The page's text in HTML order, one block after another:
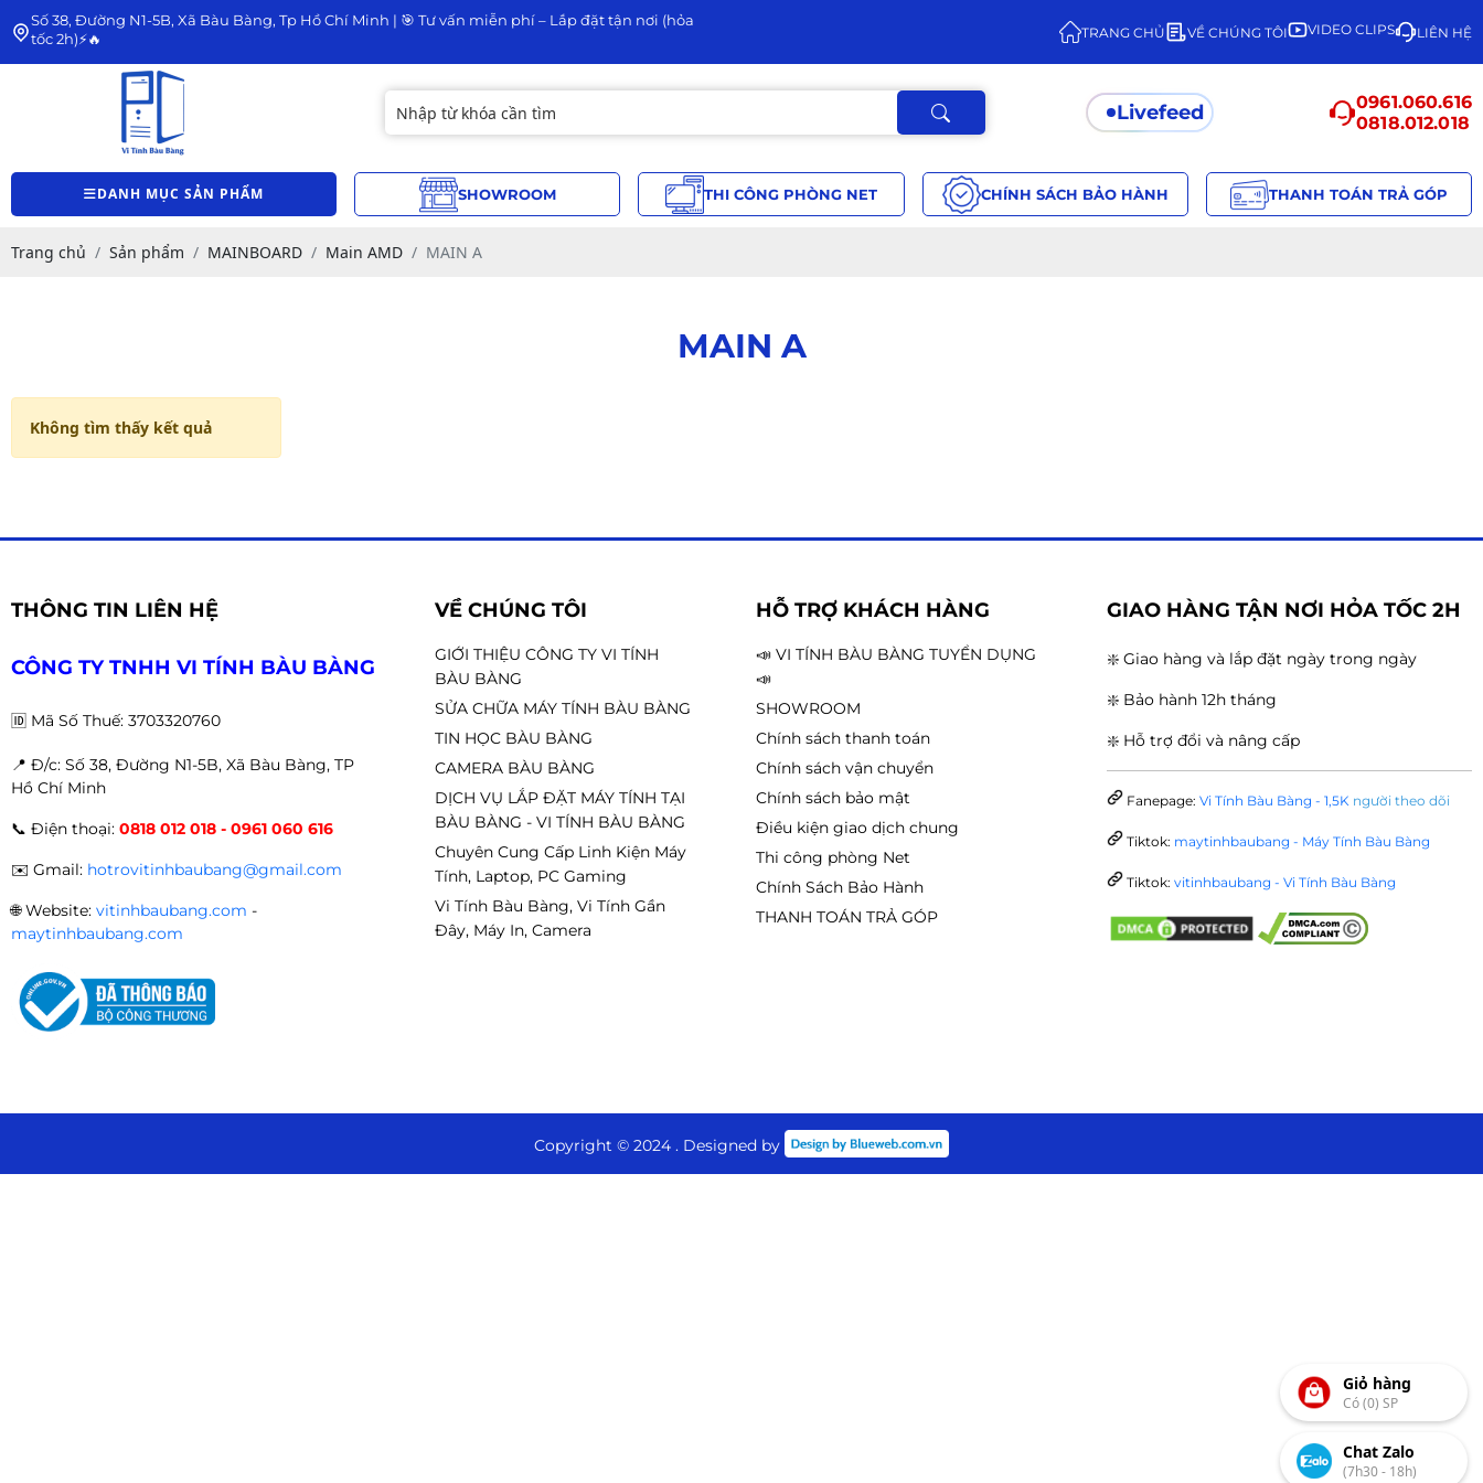
Số 38, Đường N1-5B, Xã Bàu Bàng, Tp Hồ Chí Minh | 🎯 Tư vấn miễn phí – Lắp đặt tận nơi (hỏa
tốc 2h)⚡🔥
TRANG CHỦ VỀ CHÚNG TÔI VIDEO CLIPS LIÊN HỆ
Livefeed
0961.060.616
0818.012.018
DANH MỤC SẢN PHẨM SHOWROOM THI CÔNG PHÒNG NET CHÍNH SÁCH BẢO HÀNH THANH TOÁN TRẢ GÓP
Trang chủ Sản phẩm MAINBOARD Main AMD MAIN A
MAIN A
Không tìm thấy kết quả
THÔNG TIN LIÊN HỆ
CÔNG TY TNHH VI TÍNH BÀU BÀNG
🆔 Mã Số Thuế: 3703320760
📍 Đ/c: Số 38, Đường N1-5B, Xã Bàu Bàng, TP
Hồ Chí Minh
📞 Điện thoại: 0818 012 018 - 0961 060 616
✉️ Gmail: hotrovitinhbaubang@gmail.com
🌐Website: vitinhbaubang.com -
maytinhbaubang.com
VỀ CHÚNG TÔI
GIỚI THIỆU CÔNG TY VI TÍNH
BÀU BÀNG
SỬA CHỮA MÁY TÍNH BÀU BÀNG
TIN HỌC BÀU BÀNG
CAMERA BÀU BÀNG
DỊCH VỤ LẮP ĐẶT MÁY TÍNH TẠI
BÀU BÀNG - VI TÍNH BÀU BÀNG
Chuyên Cung Cấp Linh Kiện Máy
Tính, Laptop, PC Gaming
Vi Tính Bàu Bàng, Vi Tính Gần
Đây, Máy In, Camera
HỖ TRỢ KHÁCH HÀNG
📣 VI TÍNH BÀU BÀNG TUYỂN DỤNG
📣
SHOWROOM
Chính sách thanh toán
Chính sách vận chuyển
Chính sách bảo mật
Điều kiện giao dịch chung
Thi công phòng Net
Chính Sách Bảo Hành
THANH TOÁN TRẢ GÓP
GIAO HÀNG TẬN NƠI HỎA TỐC 2H
❇️ Giao hàng và lắp đặt ngày trong ngày
❇️ Bảo hành 12h tháng
❇️ Hỗ trợ đổi và nâng cấp
Fanepage: Vi Tính Bàu Bàng - 1,5K người theo dõi
Tiktok: maytinhbaubang - Máy Tính Bàu Bàng
Tiktok: vitinhbaubang - Vi Tính Bàu Bàng
Copyright © 2024 . Designed by
Giỏ hàng
Có (0) SP
Chat Zalo
(7h30 - 18h)